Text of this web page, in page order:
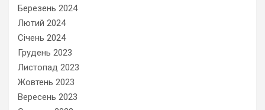
Березень 2024
Лютий 2024
Січень 2024
Грудень 2023
Листопад 2023
Жовтень 2023
Вересень 2023